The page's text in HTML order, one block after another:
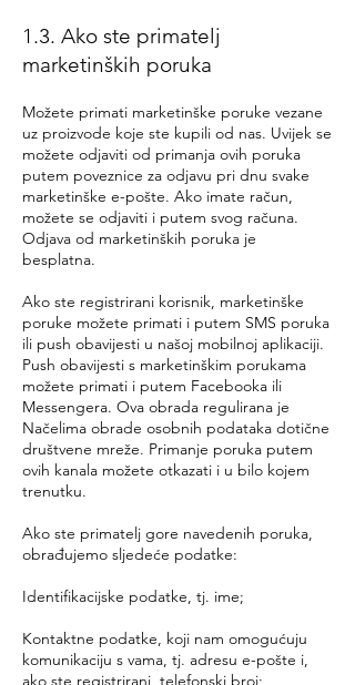
1.3. Ako ste primatelj
marketinških poruka
Možete primati marketinške poruke vezane
uz proizvode koje ste kupili od nas. Uvijek se
možete odjaviti od primanja ovih poruka
putem poveznice za odjavu pri dnu svake
marketinške e-pošte. Ako imate račun,
možete se odjaviti i putem svog računa.
Odjava od marketinških poruka je
besplatna.
Ako ste registrirani korisnik, marketinške
poruke možete primati i putem SMS poruka
ili push obavijesti u našoj mobilnoj aplikaciji.
Push obavijesti s marketinškim porukama
možete primati i putem Facebooka ili
Messengera. Ova obrada regulirana je
Načelima obrade osobnih podataka dotične
društvene mreže. Primanje poruka putem
ovih kanala možete otkazati i u bilo kojem
trenutku.
Ako ste primatelj gore navedenih poruka,
obrađujemo sljedeće podatke:
Identifikacijske podatke, tj. ime;
Kontaktne podatke, koji nam omogućuju
komunikaciju s vama, tj. adresu e-pošte i,
ako ste registrirani, telefonski broj;